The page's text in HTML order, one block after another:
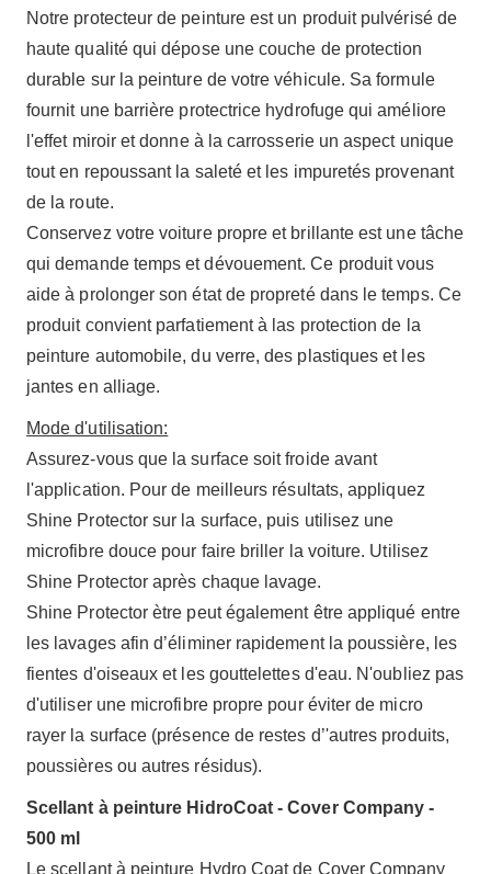
Notre protecteur de peinture est un produit pulvérisé de
haute qualité qui dépose une couche de protection
durable sur la peinture de votre véhicule. Sa formule
fournit une barrière protectrice hydrofuge qui améliore
l'effet miroir et donne à la carrosserie un aspect unique
tout en repoussant la saleté et les impuretés provenant
de la route.
Conservez votre voiture propre et brillante est une tâche
qui demande temps et dévouement. Ce produit vous
aide à prolonger son état de propreté dans le temps. Ce
produit convient parfatiement à las protection de la
peinture automobile, du verre, des plastiques et les
jantes en alliage.
Mode d'utilisation:
Assurez-vous que la surface soit froide avant
l'application. Pour de meilleurs résultats, appliquez
Shine Protector sur la surface, puis utilisez une
microfibre douce pour faire briller la voiture. Utilisez
Shine Protector après chaque lavage.
Shine Protector ètre peut également être appliqué entre
les lavages afin d’éliminer rapidement la poussière, les
fientes d'oiseaux et les gouttelettes d'eau. N'oubliez pas
d'utiliser une microfibre propre pour éviter de micro
rayer la surface (présence de restes d’'autres produits,
poussières ou autres résidus).
Scellant à peinture HidroCoat - Cover Company -
500 ml
Le scellant à peinture Hydro Coat de Cover Company